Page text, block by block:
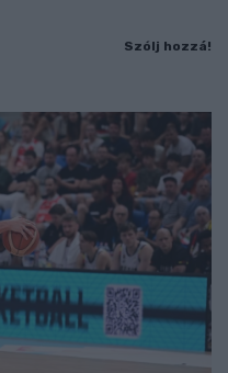
Szólj hozzá!